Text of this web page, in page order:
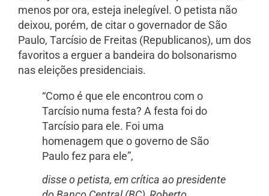
menos por ora, esteja inelegível. O petista não
deixou, porém, de citar o governador de São
Paulo, Tarcísio de Freitas (Republicanos), um dos
favoritos a erguer a bandeira do bolsonarismo
nas eleições presidenciais.
“Como é que ele encontrou com o
Tarcísio numa festa? A festa foi do
Tarcísio para ele. Foi uma
homenagem que o governo de São
Paulo fez para ele”,
disse o petista, em crítica ao presidente